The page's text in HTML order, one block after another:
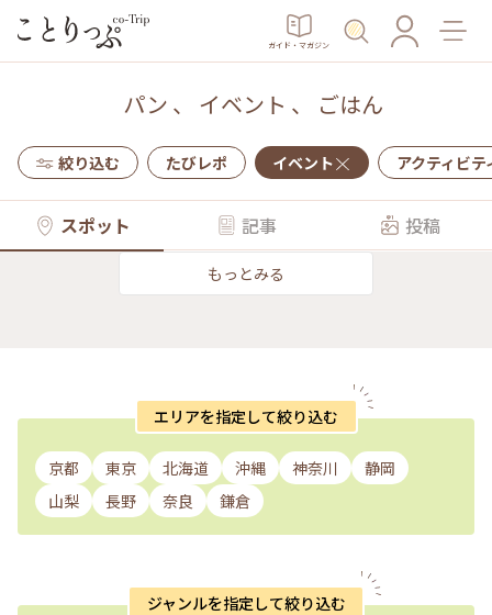
ガイド・マガジン
パン 、 イベント 、 ごはん
絞り込む たびレポ イベント アクティビテ
スポット 記事 投稿
もっとみる
エリアを指定して絞り込む
京都 東京 北海道 沖縄 神奈川
静岡
山梨
長野 奈良 鎌倉
ジャンルを指定して絞り込む